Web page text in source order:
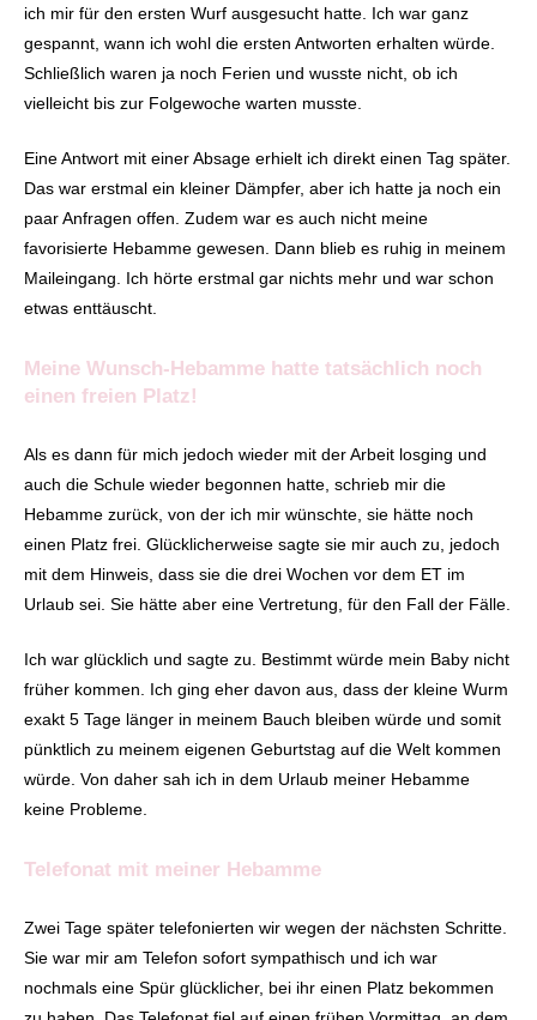
ich mir für den ersten Wurf ausgesucht hatte. Ich war ganz
gespannt, wann ich wohl die ersten Antworten erhalten würde.
Schließlich waren ja noch Ferien und wusste nicht, ob ich
vielleicht bis zur Folgewoche warten musste.
Eine Antwort mit einer Absage erhielt ich direkt einen Tag später.
Das war erstmal ein kleiner Dämpfer, aber ich hatte ja noch ein
paar Anfragen offen. Zudem war es auch nicht meine
favorisierte Hebamme gewesen. Dann blieb es ruhig in meinem
Maileingang. Ich hörte erstmal gar nichts mehr und war schon
etwas enttäuscht.
Meine Wunsch-Hebamme hatte tatsächlich noch
einen freien Platz!
Als es dann für mich jedoch wieder mit der Arbeit losging und
auch die Schule wieder begonnen hatte, schrieb mir die
Hebamme zurück, von der ich mir wünschte, sie hätte noch
einen Platz frei. Glücklicherweise sagte sie mir auch zu, jedoch
mit dem Hinweis, dass sie die drei Wochen vor dem ET im
Urlaub sei. Sie hätte aber eine Vertretung, für den Fall der Fälle.
Ich war glücklich und sagte zu. Bestimmt würde mein Baby nicht
früher kommen. Ich ging eher davon aus, dass der kleine Wurm
exakt 5 Tage länger in meinem Bauch bleiben würde und somit
pünktlich zu meinem eigenen Geburtstag auf die Welt kommen
würde. Von daher sah ich in dem Urlaub meiner Hebamme
keine Probleme.
Telefonat mit meiner Hebamme
Zwei Tage später telefonierten wir wegen der nächsten Schritte.
Sie war mir am Telefon sofort sympathisch und ich war
nochmals eine Spür glücklicher, bei ihr einen Platz bekommen